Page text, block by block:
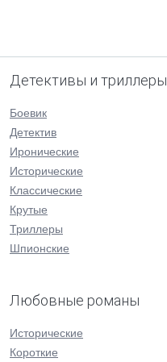
Детективы и триллеры
Боевик
Детектив
Иронические
Исторические
Классические
Крутые
Триллеры
Шпионские
Любовные романы
Исторические
Короткие